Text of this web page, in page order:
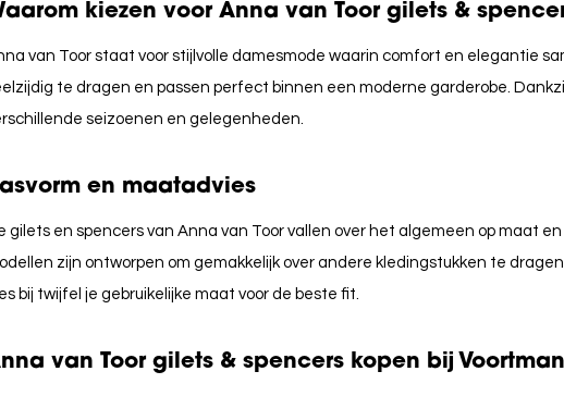
kiezen voor Anna van Toor gilets &
van Toor staat voor stijlvolle damesmode waarin comfort en elegantie
te dragen en passen perfect binnen een moderne garderobe.
seizoenen en gelegenheden.
en maatadvies
gilets en spencers van Anna van Toor vallen over het algemeen op maat
zijn ontworpen om gemakkelijk over andere kledingstukken te
bij twijfel je gebruikelijke maat voor de beste fit.
van Toor gilets & spencers kopen bij